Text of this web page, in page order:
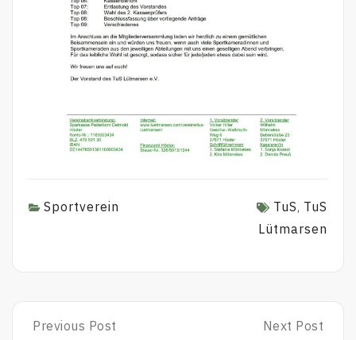
Sportverein TuS, TuS
Lütmarsen
Previous Post
Next Post